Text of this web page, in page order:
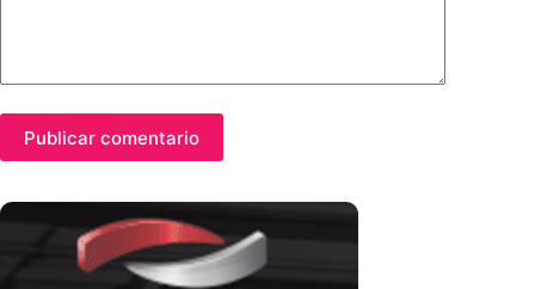
Publicar comentario